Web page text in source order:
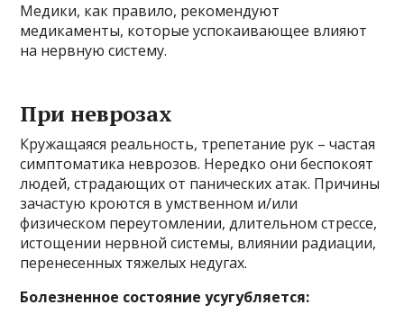
Медики, как правило, рекомендуют
медикаменты, которые успокаивающее влияют
на нервную систему.
При неврозах
Кружащаяся реальность, трепетание рук – частая
симптоматика неврозов. Нередко они беспокоят
людей, страдающих от панических атак. Причины
зачастую кроются в умственном и/или
физическом переутомлении, длительном стрессе,
истощении нервной системы, влиянии радиации,
перенесенных тяжелых недугах.
Болезненное состояние усугубляется: